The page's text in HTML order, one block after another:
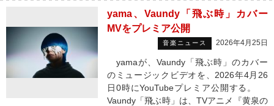
yama、Vaundy「飛ぶ時」カバー
MVをプレミア公開
音楽ニュース 2026年4月25日
yamaが、Vaundy「飛ぶ時」のカバー
のミュージックビデオを、2026年4月26
日0時にYouTubeプレミア公開する。
Vaundy「飛ぶ時」は、TVアニメ『黄泉の